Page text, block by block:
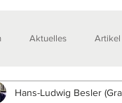
Aktuelles Artikel
Zitate
Hans-Ludwig Besler